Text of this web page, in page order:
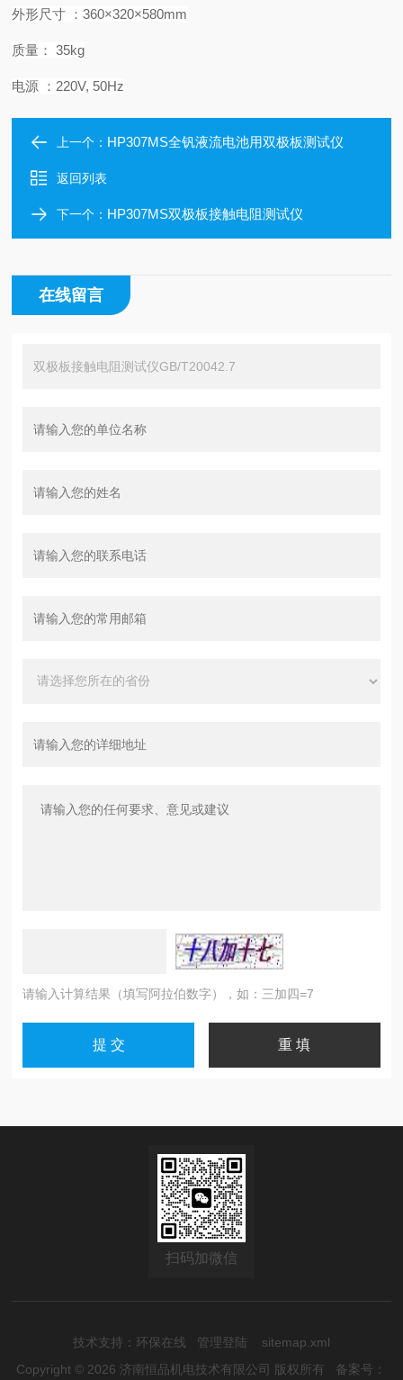
外形尺寸 ：360×320×580mm
质量： 35kg
电源 ： 220V, 50Hz
上一个： HP307MS全钒液流电池用双极板测试仪
返回列表
下一个： HP307MS双极板接触电阻测试仪
在线留言
请输入计算结果（填写阿拉伯数字），如：三加四=7
扫码加微信
技术支持： 环保在线 管理登陆
sitemap.xml
Copyright © 2026 济南恒品机电技术有限公司 版权所有 备案号：